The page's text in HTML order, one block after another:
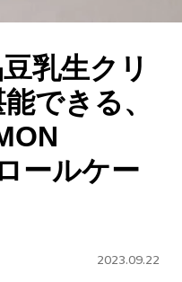
募
乳生クリ
できる、
ールケー
2023.09.22